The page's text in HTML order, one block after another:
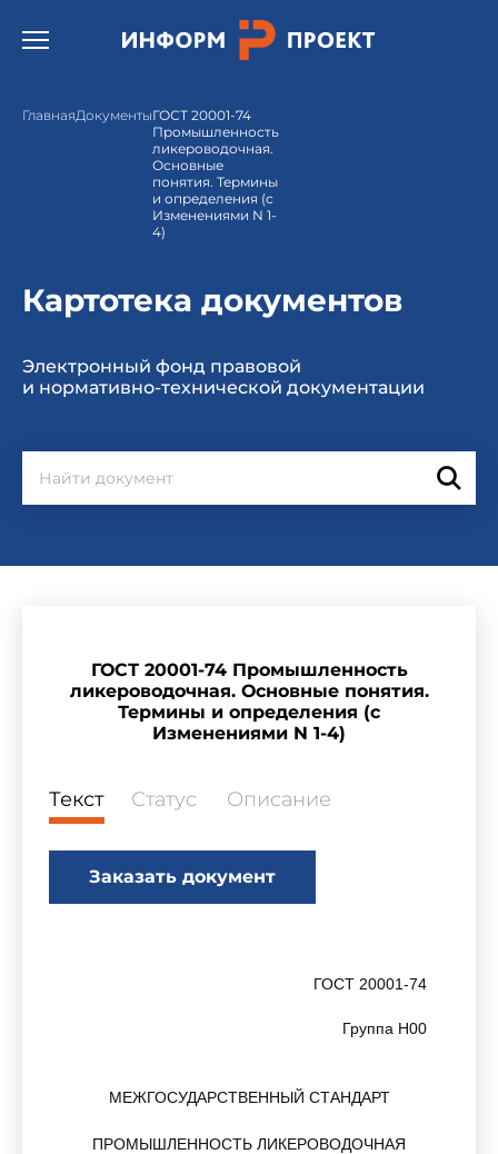
Открыть бургер меню.
ГлавнаяДокументыГОСТ 20001-74
Промышленность
ликероводочная.
Основные
понятия. Термины
и определения (с
Изменениями N 1-
4)
Картотека документов
Электронный фонд правовой
и нормативно-технической документации
ГОСТ 20001-74 Промышленность
ликероводочная. Основные понятия.
Термины и определения (с
Изменениями N 1-4)
Текст Статус Описание
Заказать документ
ГОСТ 20001-74
Группа Н00
МЕЖГОСУДАРСТВЕННЫЙ СТАНДАРТ
ПРОМЫШЛЕННОСТЬ ЛИКЕРОВОДОЧНАЯ